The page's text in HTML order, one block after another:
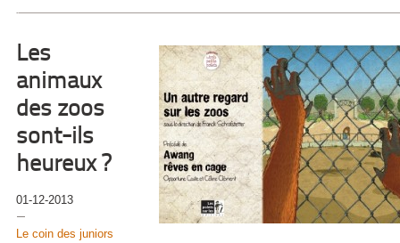
Les
animaux
des zoos
sont-ils
heureux ?
01-12-2013
Le coin des juniors